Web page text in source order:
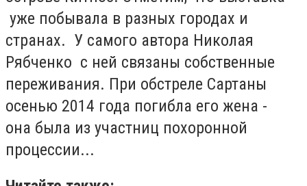
уже побывала в разных городах и
странах. У самого автора Николая
Рябченко с ней связаны собственные
переживания. При обстреле Сартаны
осенью 2014 года погибла его жена -
она была из участниц похоронной
процессии...